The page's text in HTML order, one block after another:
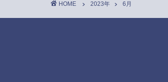
HOME 2023年 6月